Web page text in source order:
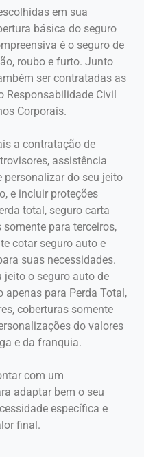
em sua
básica do seguro
é o seguro de
roubo e furto. Junto
ser contratadas as
Responsabilidade Civil
Corporais.
a contratação de
assistência
personalizar do seu jeito
e incluir proteções
total, seguro carta
somente para terceiros,
cotar seguro auto e
suas necessidades.
jeito o seguro auto de
apenas para Perda Total,
coberturas somente
do valores
e da franquia.
com um
adaptar bem o seu
específica e
final.